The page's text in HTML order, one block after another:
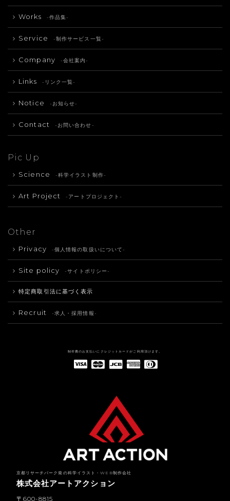
Works -作品集-
Service -制作サービス一覧-
Company -会社案内-
Links -リンク一覧-
Notice -お知らせ-
Contact -お問い合わせ-
Pic Up
Science -科学イラスト制作-
Art Project -アートプロジェクト-
Other
Privacy -個人情報の取扱いについて-
Site policy -サイトポリシー-
特定商取引法に基づく表示
Recruit -求人・採用情報-
制作費のお支払いにクレジットカードがご利用頂けます。
京都リサーチパーク発の科学イラスト・WEB制作会社
株式会社アートアクション
〒600-8815